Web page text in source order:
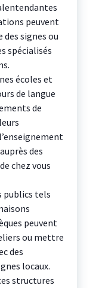
peuvent
des signes ou
spécialisés
écoles et
de langue
de
des
chez vous
publics tels
peuvent
ou mettre
des
locaux.
structures